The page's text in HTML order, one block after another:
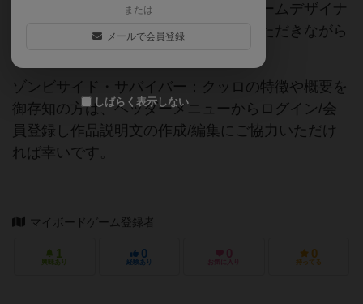
の情報は、ボドゲーマ運営事務局・ゲームデザイナ
ーご本人様・有志の皆様にご協力をいただきながら
ゾンビサイド・サバイバー：クッロの特徴や概要を
御存知の方は、ヘッダーメニューからログイン/会
員登録し作品説明文の作成/編集にご協力いただけ
れば幸いです。
マイボードゲーム登録者
1
興味あり
0
経験あり
0
お気に入り
0
持ってる
または
メールで会員登録
しばらく表示しない